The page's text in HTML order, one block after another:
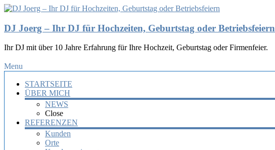
DJ Joerg – Ihr DJ für Hochzeiten, Geburtstag oder Betriebsfeiern
Ihr DJ mit über 10 Jahre Erfahrung für Ihre Hochzeit, Geburtstag oder Firmenfeier.
Menu
STARTSEITE
ÜBER MICH
NEWS
Close
REFERENZEN
Kunden
Orte